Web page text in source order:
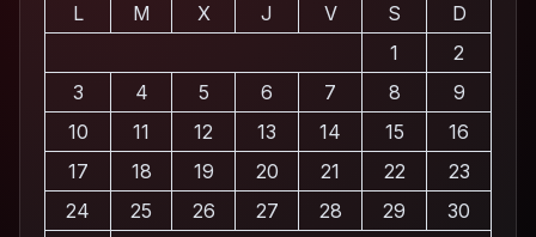
L
M X J V S
D
1
2
3
4 5 6 7 8
9
10
11 12 13 14 15
16
17
18 19 20 21 22
23
24
25 26 27 28 29
30